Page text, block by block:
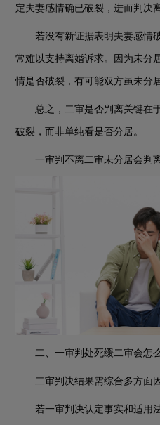
定夫妻感情确已破裂，进而判决
若没有新证据表明夫妻感情
常难以支持离婚诉求。因为未分
情是否破裂，有可能双方虽未分
总之，二审是否判离关键在
破裂，而非单纯看是否分居。
一审判不离二审未分居会判
二、一审判处死缓二审会怎
二审判决结果需综合多方面
若一审判决认定事实和适用